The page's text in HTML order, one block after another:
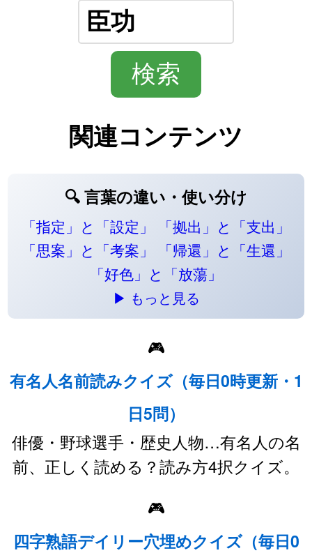
関連コンテンツ
🔍 言葉の違い・使い分け
「指定」と「設定」
「拠出」と「支出」
「思案」と「考案」
「帰還」と「生還」
「好色」と「放蕩」
▶ もっと見る
🎮
有名人名前読みクイズ（毎日0時更新・1
日5問）
俳優・野球選手・歴史人物…有名人の名
前、正しく読める？読み方4択クイズ。
🎮
四字熟語デイリー穴埋めクイズ（毎日0